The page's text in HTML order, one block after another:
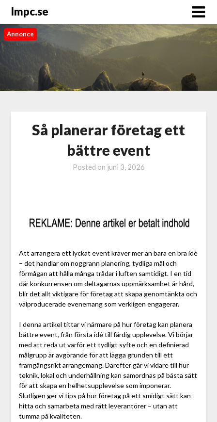
Impc.se
Annonce
Så planerar företag ett
bättre event
Posted on juni 3, 2026
Att arrangera ett lyckat event kräver mer än bara en bra idé
– det handlar om noggrann planering, tydliga mål och
förmågan att hålla många trådar i luften samtidigt. I en tid
där konkurrensen om deltagarnas uppmärksamhet är hård,
blir det allt viktigare för företag att skapa genomtänkta och
välproducerade evenemang som verkligen engagerar.
I denna artikel tittar vi närmare på hur företag kan planera
bättre event, från första idé till färdig upplevelse. Vi börjar
med att reda ut varför ett tydligt syfte och en definierad
målgrupp är avgörande för att lägga grunden till ett
framgångsrikt arrangemang. Därefter går vi vidare till hur
teknik, lokal och underhållning kan samordnas på bästa sätt
för att skapa en helhetsupplevelse som imponerar.
Slutligen ger vi tips på hur företag på ett smidigt sätt kan
hitta och samarbeta med rätt leverantörer – utan att
tumma på kvaliteten.